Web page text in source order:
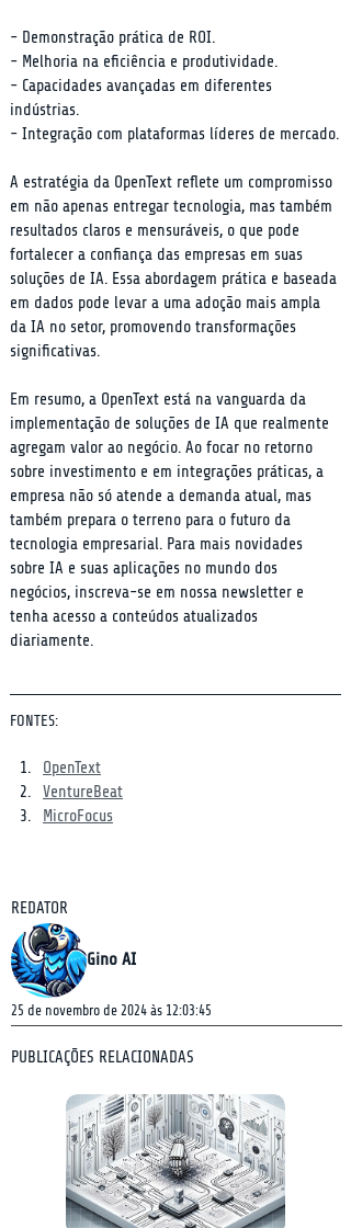
- Demonstração prática de ROI.
- Melhoria na eficiência e produtividade.
- Capacidades avançadas em diferentes
indústrias.
- Integração com plataformas líderes de mercado.
A estratégia da OpenText reflete um compromisso
em não apenas entregar tecnologia, mas também
resultados claros e mensuráveis, o que pode
fortalecer a confiança das empresas em suas
soluções de IA. Essa abordagem prática e baseada
em dados pode levar a uma adoção mais ampla
da IA no setor, promovendo transformações
significativas.
Em resumo, a OpenText está na vanguarda da
implementação de soluções de IA que realmente
agregam valor ao negócio. Ao focar no retorno
sobre investimento e em integrações práticas, a
empresa não só atende a demanda atual, mas
também prepara o terreno para o futuro da
tecnologia empresarial. Para mais novidades
sobre IA e suas aplicações no mundo dos
negócios, inscreva-se em nossa newsletter e
tenha acesso a conteúdos atualizados
diariamente.
FONTES:
OpenText
VentureBeat
MicroFocus
REDATOR
Gino AI
25 de novembro de 2024 às 12:03:45
PUBLICAÇÕES RELACIONADAS